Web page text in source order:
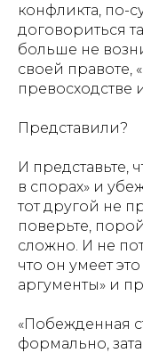
конфликта, по-
договориться
больше не
своей правоте,
превосходстве
Представили?
И представьте,
в спорах» и
тот другой не
поверьте,
сложно. И не
что он умеет
аргументы» и
«Побежденная
формально,